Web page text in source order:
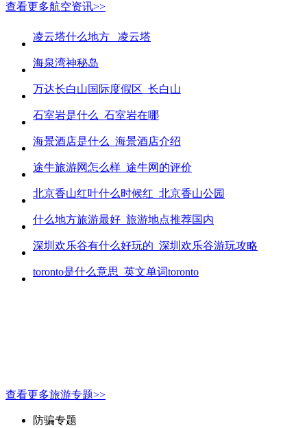
查看更多航空资讯>>
凌云塔什么地方_ 凌云塔
海泉湾神秘岛
万达长白山国际度假区_长白山
石室岩是什么_石室岩在哪
海景酒店是什么_海景酒店介绍
途牛旅游网怎么样_途牛网的评价
北京香山红叶什么时候红_北京香山公园
什么地方旅游最好_旅游地点推荐国内
深圳欢乐谷有什么好玩的_深圳欢乐谷游玩攻略
toronto是什么意思_英文单词toronto
查看更多旅游专题>>
防骗专题